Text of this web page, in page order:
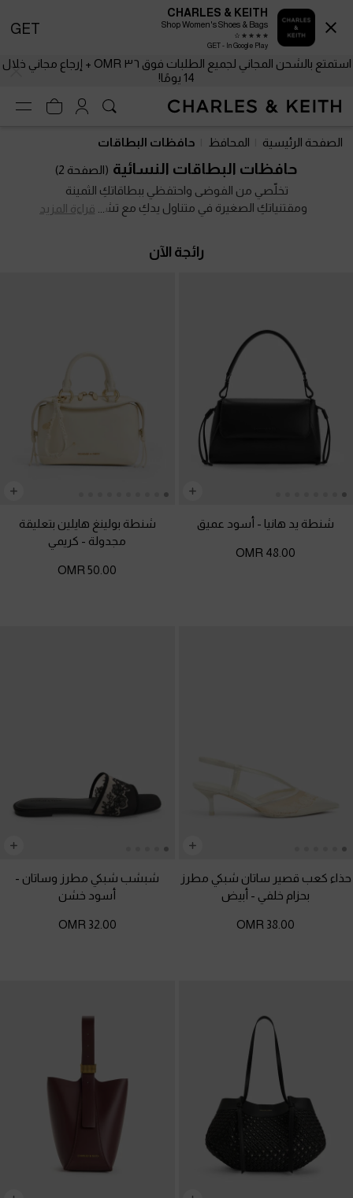
استمتع بالشحن المجاني لجميع الطلبات فوق ٣٦ OMR + إرجاع مجاني خلال
14 يومًا!
14 يومًا!
الصفحة الرئيسية المحافظ حافظات البطاقات
حافظات البطاقات النسائية (الصفحة 2)
تخلّصي من الفوضى واحتفظي ببطاقاتكِ الثمينة
ومقتنياتكِ الصغيرة في متناول يدكِ مع تشكيلتنا الراقية
صغيرة أنيقة تحفظ بطاقاتكِ بكل سلاسة. سواء اخترتِ
قراءة المزيد
رائجة الآن
شنطة يد هانيا - أسود عميق
48.00 OMR
شنطة بولينغ هايلين بتعليقة
مجدولة - كريمي
50.00 OMR
حذاء كعب قصير ساتان شبكي مطرز
بحزام خلفي - أبيض
38.00 OMR
شبشب شبكي مطرز وساتان -
أسود خشن
32.00 OMR
CHARLES & KEITH
Shop Women's Shoes & Bags
GET - In Google Play
GET